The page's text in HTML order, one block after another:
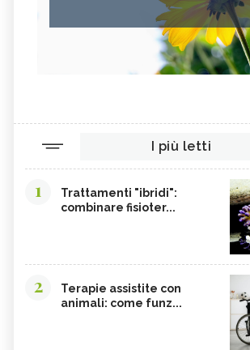
I più letti
1
Trattamenti "ibridi":
combinare fisioter...
2
Terapie assistite con
animali: come funz...